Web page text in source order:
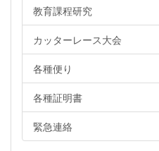
教育課程研究
カッターレース大会
各種便り
各種証明書
緊急連絡